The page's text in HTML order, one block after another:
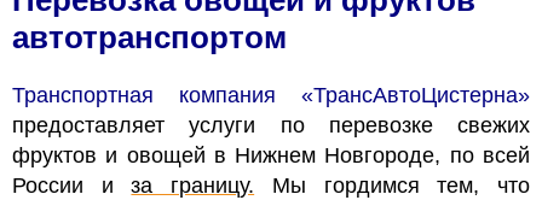
автотранспортом
Транспортная компания «ТрансАвтоЦистерна»
предоставляет услуги по перевозке свежих
фруктов и овощей в Нижнем Новгороде, по всей
России иза границу.
Мы гордимся тем, что